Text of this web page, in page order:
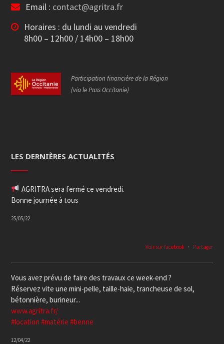
Email : contact@agritra.fr
Horaires : du lundi au vendredi
8h00 – 12h00 / 14h00 – 18h00
Participation financière de la Région
(via le Pass Occitanie)
LES DERNIÈRES ACTUALITÉS
AGRITRA sera fermé ce vendredi.
Bonne journée à tous
25/05/22
Voir sur facebook · Partager
Vous avez prévu de faire des travaux ce week-end ?
Réservez vite une mini-pelle, taille-haie, trancheuse de sol,
bétonnière, burineur...
www.agritra.fr/
#location #matérie #benne
12/04/22